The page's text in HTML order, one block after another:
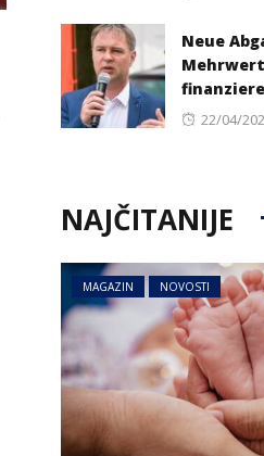
Neue
Posted
22/04/
NAJČITANIJE
MAGAZIN NOVOSTI